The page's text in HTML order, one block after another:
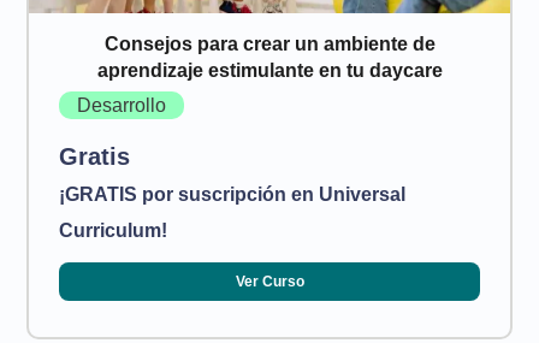
Consejos para crear un ambiente de
aprendizaje estimulante en tu daycare
Desarrollo
Gratis
¡GRATIS por suscripción en Universal
Curriculum!
Ver Curso